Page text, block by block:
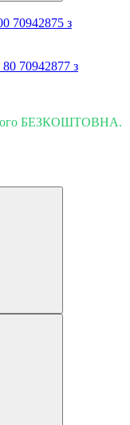
70942875 з
БЕЗКОШТОВНА.